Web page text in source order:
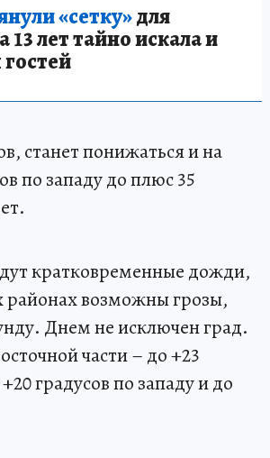
«сетку»для
лет тайно искала и
станет понижаться и на
по западу до плюс 35
кратковременные дожди,
возможны грозы,
Днем не исключен град.
части – до +23
градусов по западу и до